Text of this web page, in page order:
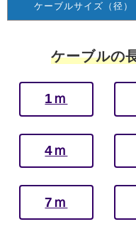
ケーブルサイズ（径）
ケーブルの
1ｍ
4ｍ
7ｍ